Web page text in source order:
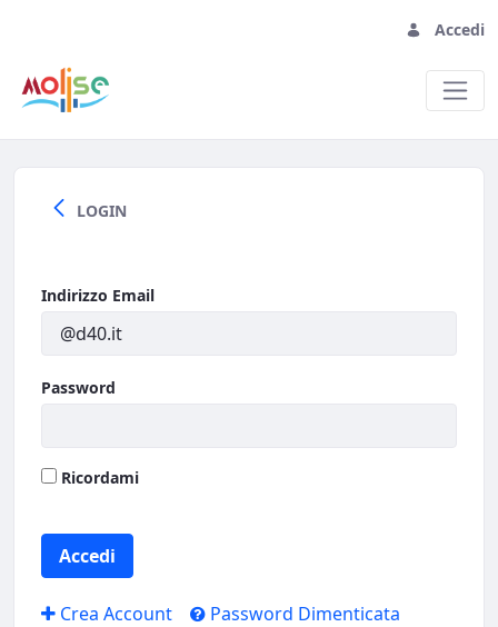
Accedi
Home
LOGIN
Indirizzo Email
Password
Ricordami
Accedi
Crea Account Password Dimenticata